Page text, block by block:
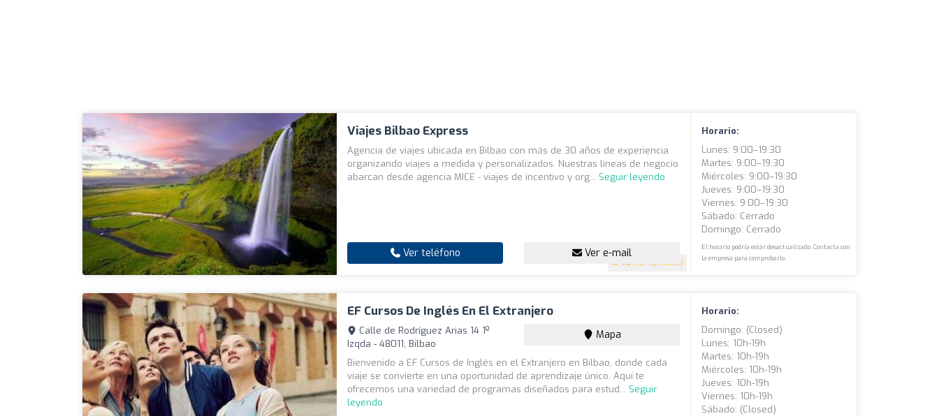
Viajes Bilbao Express
4.8 (127 opiniones)
Agencia de viajes ubicada en Bilbao con más de 30 años de experiencia
organizando viajes a medida y personalizados. Nuestras líneas de negocio
abarcan desde agencia MICE - viajes de incentivo y org... Seguir leyendo
Ver teléfono Ver e-mail
Horario:
Lunes: 9:00–19:30
Martes: 9:00–19:30
Miércoles: 9:00–19:30
Jueves: 9:00–19:30
Viernes: 9:00–19:30
Sábado: Cerrado
Domingo: Cerrado
El horario podría estar desactualizado. Contacta con
la empresa para comprobarlo.
EF Cursos De Inglés En El Extranjero
Calle de Rodríguez Arias 14 1º
Izqda - 48011, Bilbao
Mapa
Bienvenido a EF Cursos de Inglés en el Extranjero en Bilbao, donde cada
viaje se convierte en una oportunidad de aprendizaje único. Aquí te
ofrecemos una variedad de programas diseñados para estud... Seguir
leyendo
Horario:
Domingo: (closed)
Lunes: 10h-19h
Martes: 10h-19h
Miércoles: 10h-19h
Jueves: 10h-19h
Viernes: 10h-19h
Sábado: (closed)